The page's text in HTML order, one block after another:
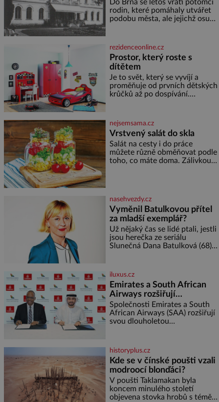
Do Brna se letos vrátí potomci
rodin, které pomáhaly utvářet
podobu města, ale jejichž osudy
Placzek, Löw-Beer, Fuhrmann,
Kohn a Stiassni se stanou
jednou z hlavních
dramaturgických linií festivalu
židovské kultury ŠTETL FEST
2026. Některé návraty nejsou
jednoduché. Místa, která si
rezidenceonline.cz
Prostor, který roste s
dítětem
Je to svět, který se vyvíjí a
proměňuje od prvních dětských
krůčků až po dospívání.
soustředění i odpočinek a
reaguje na každou etapu života
a specifické potřeby dítěte. Pro
nejmenší je klíčová
jednoduchost, měkkost a
bezpečí, proto by pokoj
nejsemsama.cz
Vrstvený salát do skla
Salát na cesty i do práce
můžete různě obměňovat podle
toho, co máte doma. Zálivkou
nebo jiného salátu (římský salát,
polníček…) ✿ 1 malá konzerva
kukuřice ✿ ½ okurky ✿ 2
rajčata Zálivka: ✿ 4 lžíce
olivového oleje ✿ 1 lžíci
citronové šťávy ✿ ½ stroužku
nasehvezdy.cz
Vyměnil Batulkovou přítel
za mladší exemplář?
Už nějaký čas se lidé ptali, jestli
jsou herečka ze seriálu
Slunečná Dana Batulková (68) a
od sebe přítele od samého
začátku odhán
iluxus.cz
Emirates a South African
Airways rozšiřují
partnerství. Cestujícím
nově zpřístupní dalších
devět destinací v jižní a
Společnosti Emirates a South
African Airways (SAA) rozšiřují
svou dlouholetou
cestujícím devět dalších
destinací v jižní a střední Africe
a u
historyplus.cz
Kde se v čínské poušti vzali
modroocí blonďáci?
V poušti Taklamakan byla
koncem minulého století
objevena stovka hrobů s téměř